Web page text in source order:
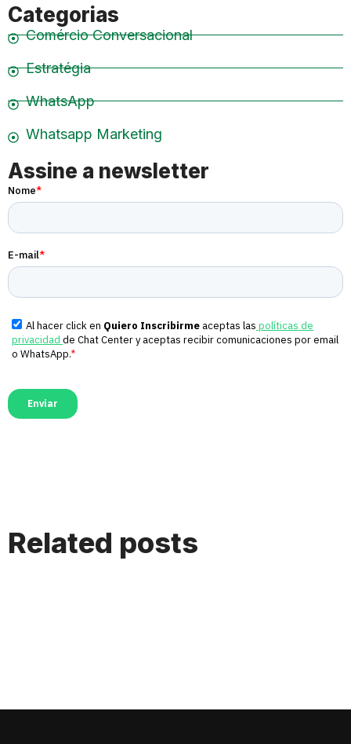
Categorias
Comércio Conversacional
Estratégia
WhatsApp
Whatsapp Marketing
Assine a newsletter
Related posts